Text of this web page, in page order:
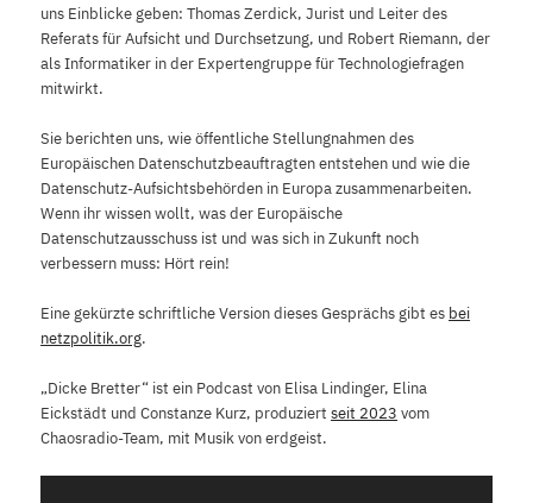
uns Einblicke geben: Thomas Zerdick, Jurist und Leiter des
Referats für Aufsicht und Durchsetzung, und Robert Riemann, der
als Informatiker in der Expertengruppe für Technologiefragen
mitwirkt.
Sie berichten uns, wie öffentliche Stellungnahmen des
Europäischen Datenschutzbeauftragten entstehen und wie die
Datenschutz-Aufsichtsbehörden in Europa zusammenarbeiten.
Wenn ihr wissen wollt, was der Europäische
Datenschutzausschuss ist und was sich in Zukunft noch
verbessern muss: Hört rein!
Eine gekürzte schriftliche Version dieses Gesprächs gibt es bei
netzpolitik.org.
„Dicke Bretter“ ist ein Podcast von Elisa Lindinger, Elina
Eickstädt und Constanze Kurz, produziertseit 2023 vom
Chaosradio-Team, mit Musik von erdgeist.